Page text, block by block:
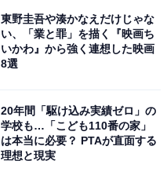
東野圭吾や湊かなえだけじゃな
い、「業と罪」を描く『映画ち
いかわ』から強く連想した映画
8選
20年間「駆け込み実績ゼロ」の
学校も…「こども110番の家」
は本当に必要？ PTAが直面する
理想と現実